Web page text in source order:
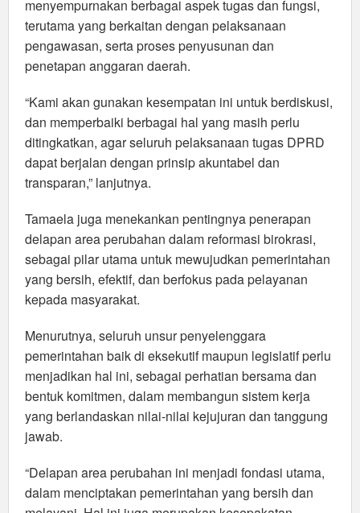
menyempurnakan berbagai aspek tugas dan fungsi,
terutama yang berkaitan dengan pelaksanaan
pengawasan, serta proses penyusunan dan
penetapan anggaran daerah.
“Kami akan gunakan kesempatan ini untuk berdiskusi,
dan memperbaiki berbagai hal yang masih perlu
ditingkatkan, agar seluruh pelaksanaan tugas DPRD
dapat berjalan dengan prinsip akuntabel dan
transparan,” lanjutnya.
Tamaela juga menekankan pentingnya penerapan
delapan area perubahan dalam reformasi birokrasi,
sebagai pilar utama untuk mewujudkan pemerintahan
yang bersih, efektif, dan berfokus pada pelayanan
kepada masyarakat.
Menurutnya, seluruh unsur penyelenggara
pemerintahan baik di eksekutif maupun legislatif perlu
menjadikan hal ini, sebagai perhatian bersama dan
bentuk komitmen, dalam membangun sistem kerja
yang berlandaskan nilai-nilai kejujuran dan tanggung
jawab.
“Delapan area perubahan ini menjadi fondasi utama,
dalam menciptakan pemerintahan yang bersih dan